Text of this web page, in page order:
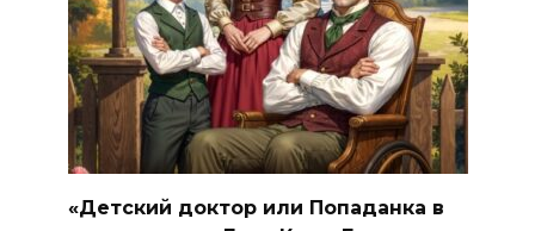
«Детский доктор или Попаданка в